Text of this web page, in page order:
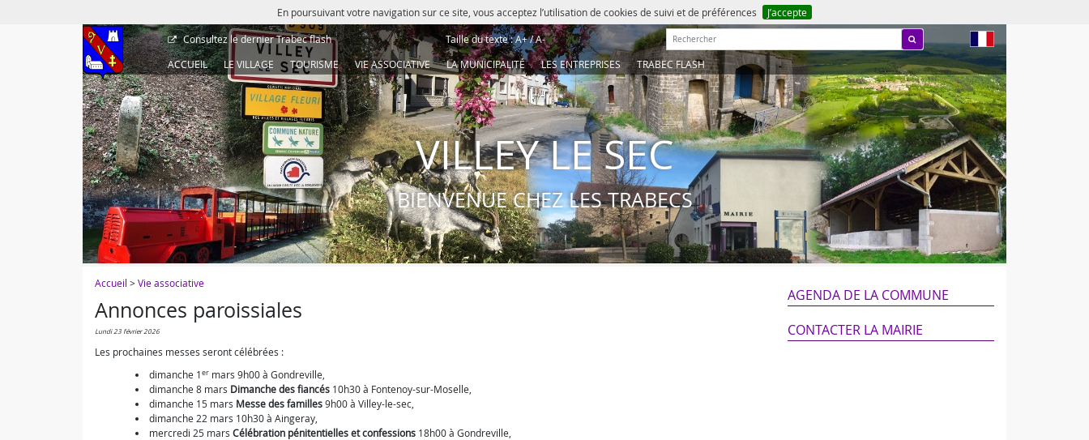
En poursuivant votre navigation sur ce site, vous acceptez l’utilisation de cookies de suivi et de préférences J’accepte
Consultez le dernierTrabec flash Taille du texte :A+/A- Rechercher :
ACCUEIL
LE VILLAGE TOURISME VIE ASSOCIATIVE LA MUNICIPALITÉ LES ENTREPRISES TRABEC FLASH
VILLEY LE SEC
BIENVENUE CHEZ LES TRABECS
Accueil >Vie associative
Annonces paroissiales
lundi 23 février 2026
Les prochaines messes seront célébrées :
dimanche 1er mars 9h00 à Gondreville,
dimanche 8 mars Dimanche des fiancés 10h30 à Fontenoy-sur-Moselle,
dimanche 15 mars Messe des familles9h00 à Villey-le-sec,
dimanche 22 mars 10h30 à Aingeray,
mercredi 25 mars Célébration pénitentielles et confessions 18h00 à Gondreville,
AGENDA DE LA COMMUNE
CONTACTER LA MAIRIE